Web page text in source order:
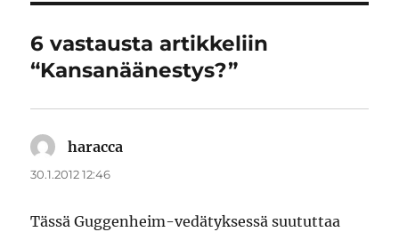
6 vastausta artikkeliin
“Kansanäänestys?”
haracca
30.1.2012 12:46
Tässä Guggenheim-vedätyksessä suututtaa